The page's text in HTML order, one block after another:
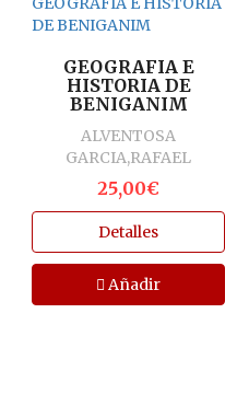
GEOGRAFIA E
HISTORIA DE
BENIGANIM
ALVENTOSA
GARCIA,RAFAEL
25,00€
Detalles
Añadir